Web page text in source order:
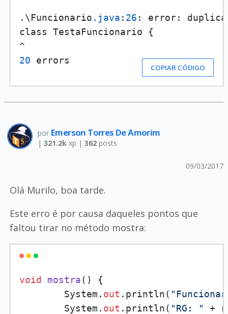
.\Funcionario .java : 26 : error:
class TestaFuncionario {
20 errors
COPIAR CÓDIGO
por Emerson Torres De Amorim
| 321.2kxp | 362posts
09/03/2017
Olá Murilo, boa tarde.
Este erro é por causa daqueles pontos que
faltou tirar no método mostra:
void mostra()
{
        System.
out .println(
        System.
out .println( "RG: "
+